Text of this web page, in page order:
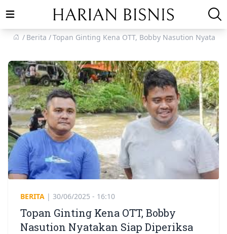
Open main menu
Berita
Topan Ginting Kena OTT, Bobby Nasution
BERITA | 30/06/2025 - 16:10
Topan Ginting Kena OTT, Bobby
Nasution Nyatakan Siap Diperiksa